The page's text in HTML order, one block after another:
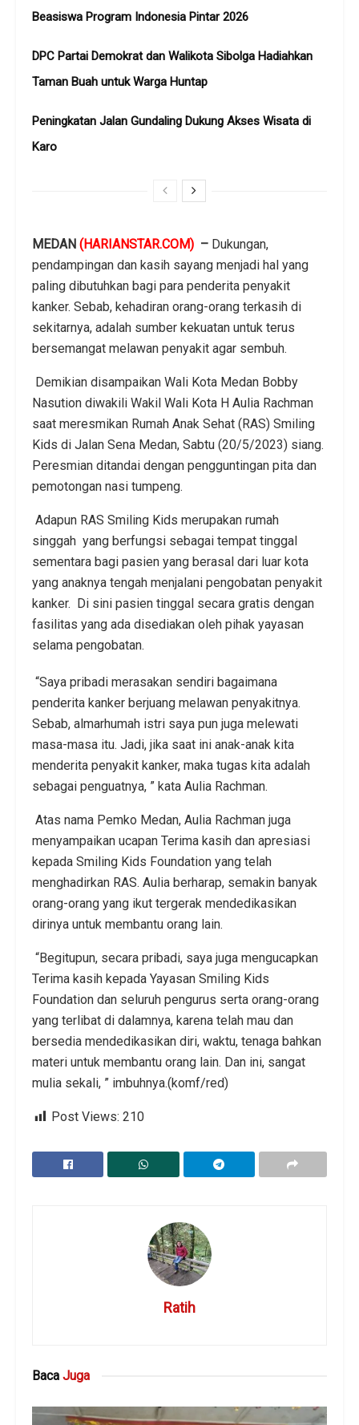
Beasiswa Program Indonesia Pintar 2026
DPC Partai Demokrat dan Walikota Sibolga Hadiahkan
Taman Buah untuk Warga Huntap
Peningkatan Jalan Gundaling Dukung Akses Wisata di
Karo
MEDAN (HARIANSTAR.COM) – Dukungan,
pendampingan dan kasih sayang menjadi hal yang
paling dibutuhkan bagi para penderita penyakit
kanker. Sebab, kehadiran orang-orang terkasih di
sekitarnya, adalah sumber kekuatan untuk terus
bersemangat melawan penyakit agar sembuh.
Demikian disampaikan Wali Kota Medan Bobby
Nasution diwakili Wakil Wali Kota H Aulia Rachman
saat meresmikan Rumah Anak Sehat (RAS) Smiling
Kids di Jalan Sena Medan, Sabtu (20/5/2023) siang.
Peresmian ditandai dengan pengguntingan pita dan
pemotongan nasi tumpeng.
Adapun RAS Smiling Kids merupakan rumah
singgah yang berfungsi sebagai tempat tinggal
sementara bagi pasien yang berasal dari luar kota
yang anaknya tengah menjalani pengobatan penyakit
kanker. Di sini pasien tinggal secara gratis dengan
fasilitas yang ada disediakan oleh pihak yayasan
selama pengobatan.
“Saya pribadi merasakan sendiri bagaimana
penderita kanker berjuang melawan penyakitnya.
Sebab, almarhumah istri saya pun juga melewati
masa-masa itu. Jadi, jika saat ini anak-anak kita
menderita penyakit kanker, maka tugas kita adalah
sebagai penguatnya, ” kata Aulia Rachman.
Atas nama Pemko Medan, Aulia Rachman juga
menyampaikan ucapan Terima kasih dan apresiasi
kepada Smiling Kids Foundation yang telah
menghadirkan RAS. Aulia berharap, semakin banyak
orang-orang yang ikut tergerak mendedikasikan
dirinya untuk membantu orang lain.
“Begitupun, secara pribadi, saya juga mengucapkan
Terima kasih kepada Yayasan Smiling Kids
Foundation dan seluruh pengurus serta orang-orang
yang terlibat di dalamnya, karena telah mau dan
bersedia mendedikasikan diri, waktu, tenaga bahkan
materi untuk membantu orang lain. Dan ini, sangat
mulia sekali, ” imbuhnya.(komf/red)
Post Views: 210
Ratih
Baca Juga